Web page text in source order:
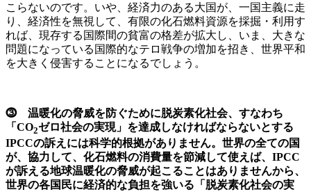
こらないのです。いや、経済力のある大国が、一国主義に走
り、経済性を無視して、有限の化石燃料資源を採掘・利用す
れば、現存する国際間の貧富の格差が拡大し、いま、大きな
問題になっている国際的なテロ戦争の増加を招き、世界平和
を大きく侵害することになるでしょう。
⓷ 温暖化の脅威を防ぐために脱炭素化社会、すなわち
「CO2ゼロ社会の実現」を達成しなければならないとする
IPCCの訴えには科学的根拠がありません。世界の全ての国
が、協力して、化石燃料の消費量を節減して使えば、IPCC
が訴える地球温暖化の脅威が起こることはありませんから、
世界の各国民に経済的な負担を強いる「脱炭素化社会の実